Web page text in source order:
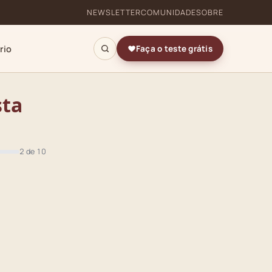
NEWSLETTERCOMUNIDADESOBRE
Faça o teste grátis
2 de 10